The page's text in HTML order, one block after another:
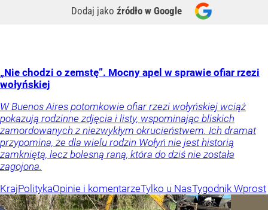
Dodaj jako źródło w Google
„Nie chodzi o zemstę”. Mocny apel w sprawie ofiar rzezi
wołyńskiej
W Buenos Aires potomkowie ofiar rzezi wołyńskiej wciąż
pokazują rodzinne zdjęcia i listy, wspominając bliskich
zamordowanych z niezwykłym okrucieństwem. Ich dramat
przypomina, że dla wielu rodzin Wołyń nie jest historią
zamkniętą, lecz bolesną raną, która do dziś nie została
zagojona.
KrajPolitykaOpinie i komentarzeTylko u NasTygodnik Wprost